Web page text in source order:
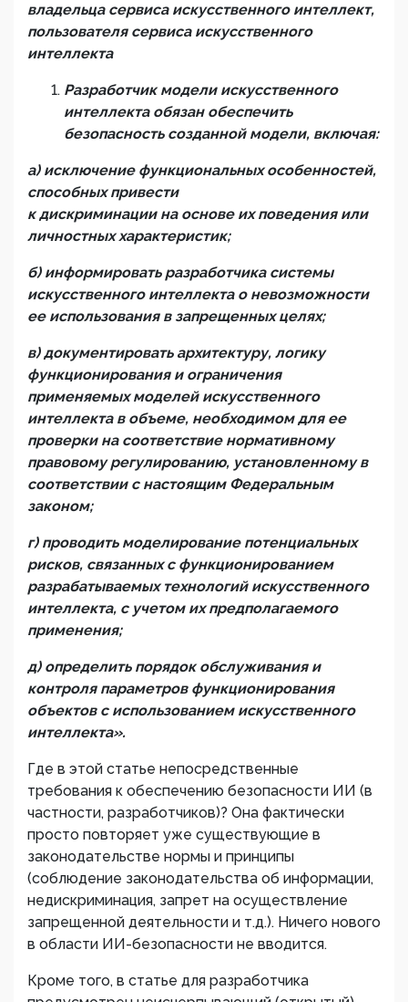
владельца сервиса искусственного интеллект,
пользователя сервиса искусственного
интеллекта
Разработчик модели искусственного
интеллекта обязан обеспечить
безопасность созданной модели, включая:
а) исключение функциональных особенностей,
способных привести
к дискриминации на основе их поведения или
личностных характеристик;
б) информироватьразработчика системы
искусственного интеллекта о невозможности
ее использования в запрещенных целях;
в) документировать архитектуру, логику
функционирования и ограничения
применяемых моделей искусственного
интеллекта в объеме, необходимом для ее
проверки на соответствие нормативному
правовому регулированию, установленному в
соответствии с настоящим Федеральным
законом;
г) проводить моделирование потенциальных
рисков, связанных с функционированием
разрабатываемых технологий искусственного
интеллекта, с учетом их предполагаемого
применения;
д) определить порядок обслуживания и
контроля параметров функционирования
объектов с использованием искусственного
интеллекта».
Где в этой статье непосредственные
требования к обеспечению безопасности ИИ (в
частности, разработчиков)? Она фактически
просто повторяет уже существующие в
законодательстве нормы и принципы
(соблюдение законодательства об информации,
недискриминация, запрет на осуществление
запрещенной деятельности и т.д.). Ничего нового
в области ИИ-безопасности не вводится.
Кроме того, в статье для разработчика